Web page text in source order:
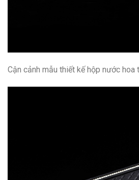
Cận cảnh mẫu thiết kế hộp nước